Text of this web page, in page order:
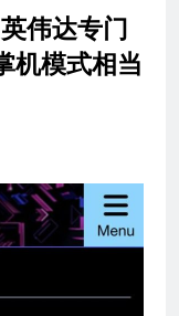
伟达专门
机模式相当